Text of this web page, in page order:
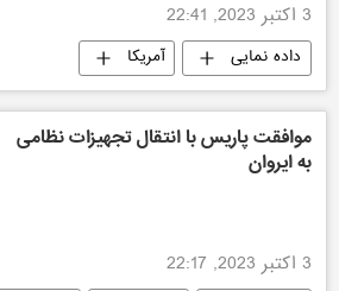
3 اکتبر 2023, 22:41
داده نمایی آمریکا
موافقت پاریس با انتقال تجهیزات نظامی
به ایروان
3 اکتبر 2023, 22:17